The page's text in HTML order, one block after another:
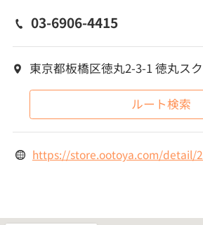
03-6906-4415
東京都板橋区徳丸2-3-1 徳丸ス
ルート検索
https://store.ootoya.com/detail/